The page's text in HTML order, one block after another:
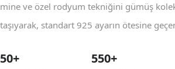
mine ve özel rodyum tekniğini gümüş
taşıyarak, standart 925 ayarın ötesine
50+ 550+